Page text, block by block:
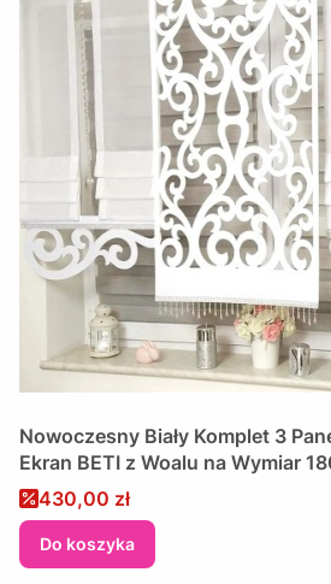
Nowoczesny Biały Komplet 3
Ekran BETI z Woalu na Wymiar
Cena promocyjna
430,00 zł
Do koszyka